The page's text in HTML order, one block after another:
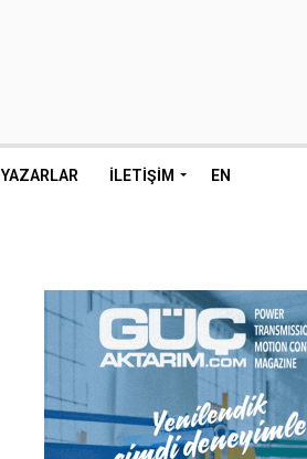
YAZARLAR İLETIŞIM EN